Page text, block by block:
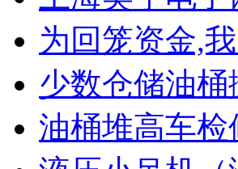
为回笼资金,
少数仓储油
油桶堆高车